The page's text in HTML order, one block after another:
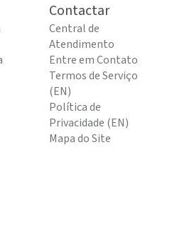
Contactar
Central de
Atendimento
Entre em Contato
Termos de Serviço
(EN)
Política de
Privacidade (EN)
Mapa do Site